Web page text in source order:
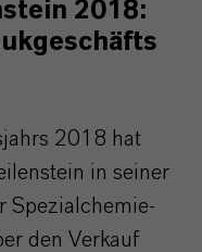
2018:
2018 hat
in seiner
Spezialchemie-
den Verkauf